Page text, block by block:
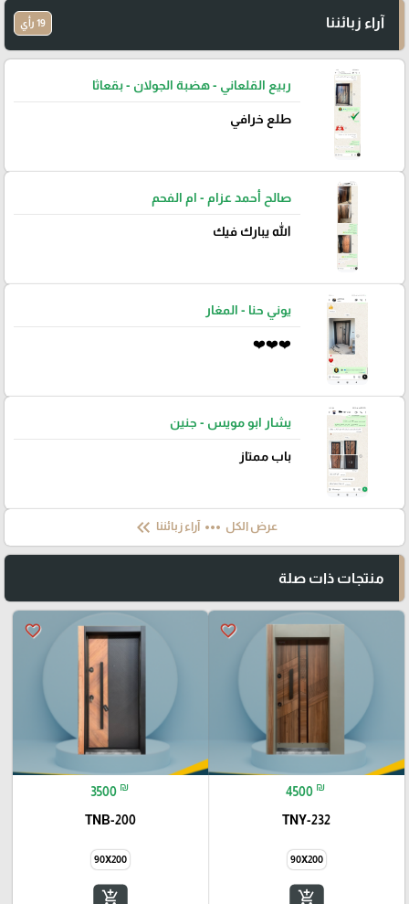
آراء زبائننا 19 رأي
ربيع القلعاني - هضبة الجولان - بقعاثا
طلع خرافي
صالح أحمد عزام - ام الفحم
الله يبارك فيك
يوني حنا - المغار
❤️❤️❤️
يشار ابو مويس - جنين
باب ممتاز
عرض الكل more_horiz آراء زبائننا keyboard_double_arrow_left
منتجات ذات صلة
favorite_border
4500 ₪
TNY-232
90X200
add_shopping_cart
favorite_border
3500 ₪
TNB-200
90X200
add_shopping_cart